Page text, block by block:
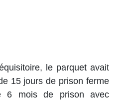
le parquet avait
15 jours de prison ferme
6 mois de prison avec